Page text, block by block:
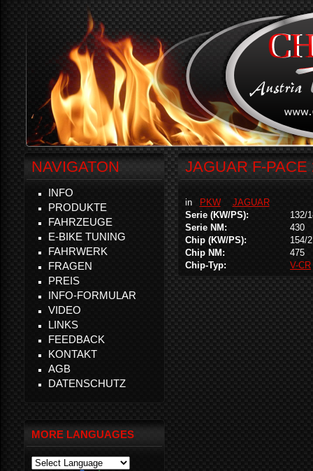
JAGUAR F-PACE
in PKW
JAGUAR
Serie (KW/PS):
132/
Serie NM:
430
Chip (KW/PS):
154/
Chip NM:
475
Chip-Typ:
V-CR
NAVIGATON
INFO
PRODUKTE
FAHRZEUGE
E-BIKE TUNING
FAHRWERK
FRAGEN
PREIS
INFO-FORMULAR
VIDEO
LINKS
FEEDBACK
KONTAKT
AGB
DATENSCHUTZ
MORE LANGUAGES